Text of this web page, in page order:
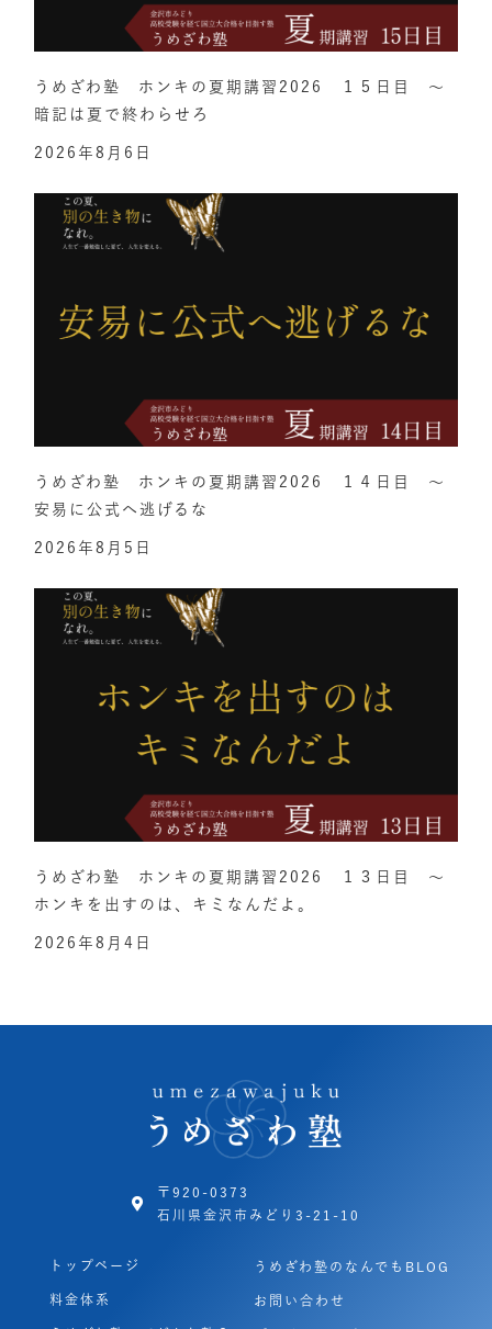
うめざわ塾 ホンキの夏期講習2026 １５日目 ～
暗記は夏で終わらせろ
2026年8月6日
うめざわ塾 ホンキの夏期講習2026 １４日目 ～
安易に公式へ逃げるな
2026年8月5日
うめざわ塾 ホンキの夏期講習2026 １３日目 ～
ホンキを出すのは、キミなんだよ。
2026年8月4日
〒920-0373
石川県金沢市みどり3-21-10
トップページ
料金体系
うめざわ塾のなんでもBLOG
お問い合わせ